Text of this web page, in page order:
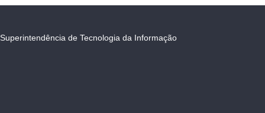
Superintendência de Tecnologia da Informação